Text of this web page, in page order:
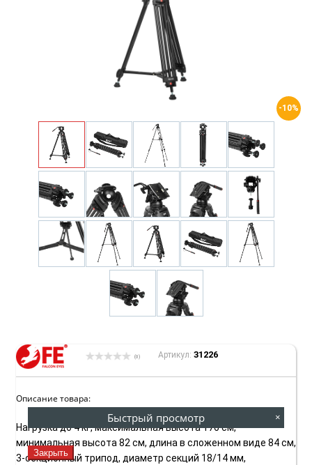
-10%
(0) Артикул: 31226
Описание товара:
Нагрузка до 4 кг, максимальная высота 176 см,
минимальная высота 82 см, длина в сложенном виде 84 см,
3-секционный трипод, диаметр секций 18/14 мм,
Быстрый просмотр ×
Закрыть